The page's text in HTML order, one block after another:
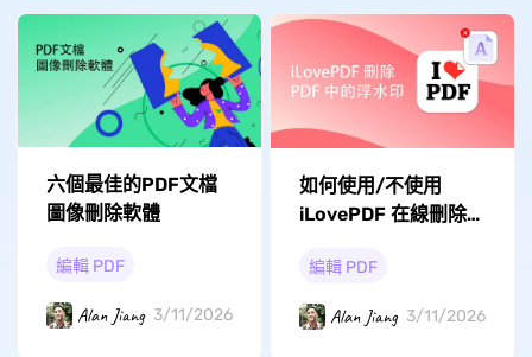
六個最佳的PDF文檔
圖像刪除軟體
編輯 PDF
Alan Jiang 3/11/2026
如何使用/不使用
iLovePDF 在線刪除
編輯 PDF
Alan Jiang 3/11/2026